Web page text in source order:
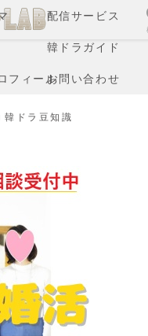
配信サービス
韓ドラガイド
フィールお問い合わせ
韓ドラ豆知識